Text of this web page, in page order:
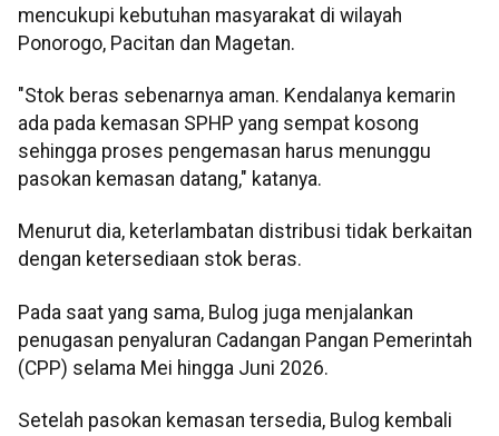
mencukupi kebutuhan masyarakat di wilayah
Ponorogo, Pacitan dan Magetan.
"Stok beras sebenarnya aman. Kendalanya kemarin
ada pada kemasan SPHP yang sempat kosong
sehingga proses pengemasan harus menunggu
pasokan kemasan datang," katanya.
Menurut dia, keterlambatan distribusi tidak berkaitan
dengan ketersediaan stok beras.
Pada saat yang sama, Bulog juga menjalankan
penugasan penyaluran Cadangan Pangan Pemerintah
(CPP) selama Mei hingga Juni 2026.
Setelah pasokan kemasan tersedia, Bulog kembali